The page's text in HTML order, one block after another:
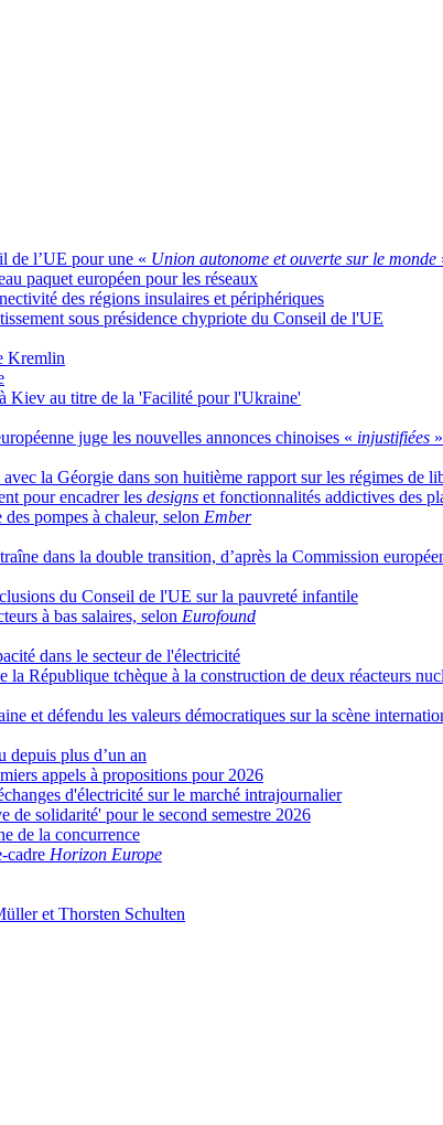
de l’UE pour une « Union autonome et ouverte sur le monde
paquet européen pour les réseaux
des régions insulaires et périphériques
sous présidence chypriote du Conseil de l'UE
Kremlin
Kiev au titre de la 'Facilité pour l'Ukraine'
juge les nouvelles annonces chinoises « injustifiées »
la Géorgie dans son huitième rapport sur les régimes de
pour encadrer les designs et fonctionnalités addictives des
pompes à chaleur, selon Ember
dans la double transition, d’après la Commission
du Conseil de l'UE sur la pauvreté infantile
à bas salaires, selon Eurofound
dans le secteur de l'électricité
République tchèque à la construction de deux réacteurs
et défendu les valeurs démocratiques sur la scène
depuis plus d’un an
appels à propositions pour 2026
d'électricité sur le marché intrajournalier
de solidarité' pour le second semestre 2026
de la concurrence
cadre Horizon Europe
et Thorsten Schulten